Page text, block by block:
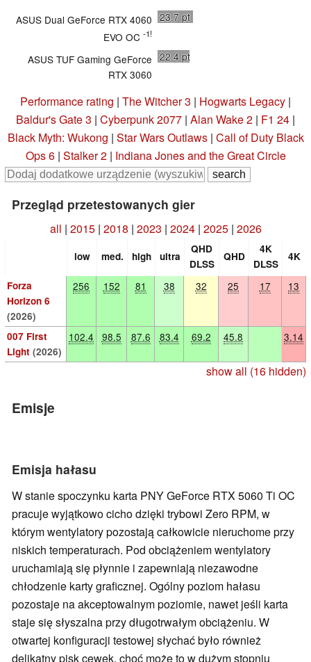
ASUS Dual GeForce RTX 4060
EVO OC -1!
23.7 pt
ASUS TUF Gaming GeForce
RTX 3060
22.4 pt
Performance rating | The Witcher 3 | Hogwarts Legacy |
Baldur's Gate 3 | Cyberpunk 2077 | Alan Wake 2 | F1 24 |
Black Myth: Wukong | Star Wars Outlaws| Call of Duty Black
Ops 6| Stalker 2| Indiana Jones and the Great Circle
Przegląd przetestowanych gier
all | 2015| 2018 | 2023 | 2024| 2025| 2026
low med. high ultra
QHD
DLSS
QHD
4K
DLSS
4K
Forza
Horizon 6
(2026)
256 152 81 38 32 25 17 13
007 First
Light (2026)
102.4 98.5 87.6 83.4 69.2 45.8 3.14
show all (16 hidden)
Emisje
Emisja hałasu
W stanie spoczynku karta PNY GeForce RTX 5060 Ti OC
pracuje wyjątkowo cicho dzięki trybowi Zero RPM, w
którym wentylatory pozostają całkowicie nieruchome przy
niskich temperaturach. Pod obciążeniem wentylatory
uruchamiają się płynnie i zapewniają niezawodne
chłodzenie karty graficznej. Ogólny poziom hałasu
pozostaje na akceptowalnym poziomie, nawet jeśli karta
staje się słyszalna przy długotrwałym obciążeniu. W
otwartej konfiguracji testowej słychać było również
delikatny pisk cewek, choć może to w dużym stopniu